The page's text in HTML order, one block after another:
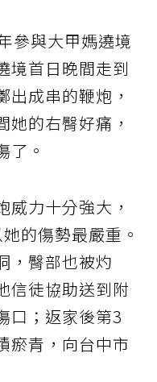
參與大甲媽遶境
境首日晚間走到
出成串的鞭炮，
的右臀好痛，
了。
威力十分強大，
的傷勢最嚴重。
，臀部也被灼
信徒協助送到附
口；返家後第3
瘀青，向台中市